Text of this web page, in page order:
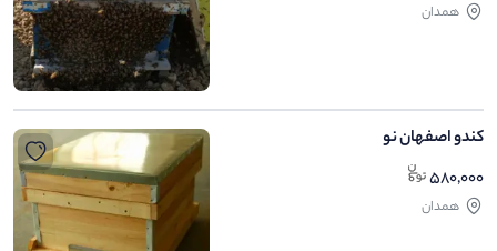
همدان
کندو اصفهان نو
580,000
همدان